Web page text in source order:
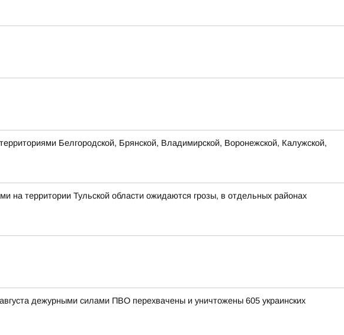
Белгородской, Брянской, Владимирской, Воронежской, Калужской,
на территории Тульской области ожидаются грозы, в отдельных районах
дежурными силами ПВО перехвачены и уничтожены 605 украинских